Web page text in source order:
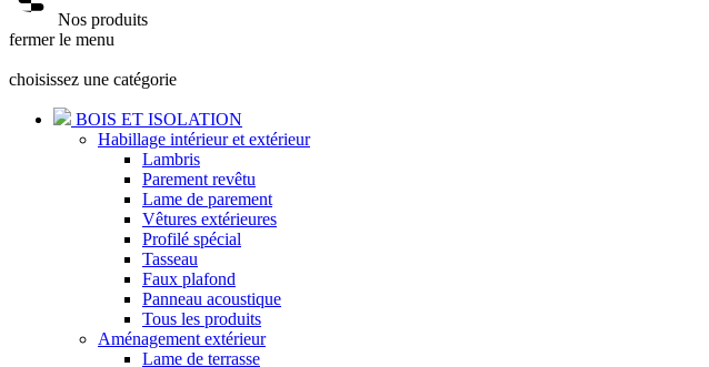
Nos produits
fermer le menu
choisissez une catégorie
BOIS ET ISOLATION
Habillage intérieur et extérieur
Lambris
Parement revêtu
Lame de parement
Vêtures extérieures
Profilé spécial
Tasseau
Faux plafond
Panneau acoustique
Tous les produits
Aménagement extérieur
Lame de terrasse